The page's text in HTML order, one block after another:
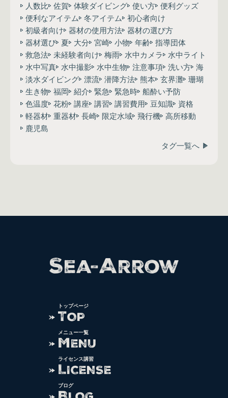
人数比 佐賀 体験ダイビング 使い方 便利グッズ
便利なアイテム 冬アイテム 初心者向け
初級者向け 器材の使用方法 器材の選び方
器材選び 夏 大分 宮崎 小物 年齢 指導団体
救急法 未経験者向け 梅雨 水中カメラ
水中ライト
水中写真 水中撮影 水中生物 注意事項 洗い方 海
淡水ダイビング 漂流 潜降方法 熊本 玄界灘 珊瑚
生き物 福岡 紹介 緊急 緊急時 船酔い予防
色温度 花粉 講座 講習 講習費用 豆知識 資格
軽器材 重器材 長崎 限定水域 飛行機 高所移動
鹿児島
タグ一覧へ
トップページ
TOP
メニュー一覧
MENU
ライセンス講習
LICENSE
ブログ